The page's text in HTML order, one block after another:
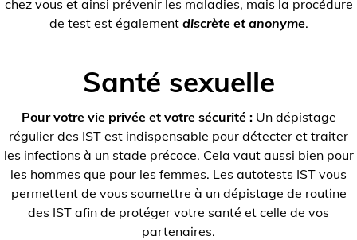
chez vous et ainsi prévenir les maladies, mais la procédure
de test est également discrète et anonyme.
Santé sexuelle
Pour votre vie privée et votre sécurité :Un dépistage
régulier des IST est indispensable pour détecter et traiter
les infections à un stade précoce. Cela vaut aussi bien pour
les hommes que pour les femmes. Les autotests IST vous
permettent de vous soumettre à un dépistage de routine
des IST afin de protéger votre santé et celle de vos
partenaires.